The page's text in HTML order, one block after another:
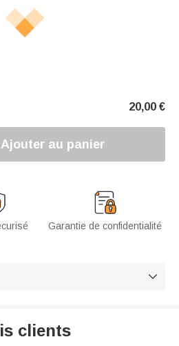
20,00 €
Ajouter au panier
Garantie de confidentialité

clients